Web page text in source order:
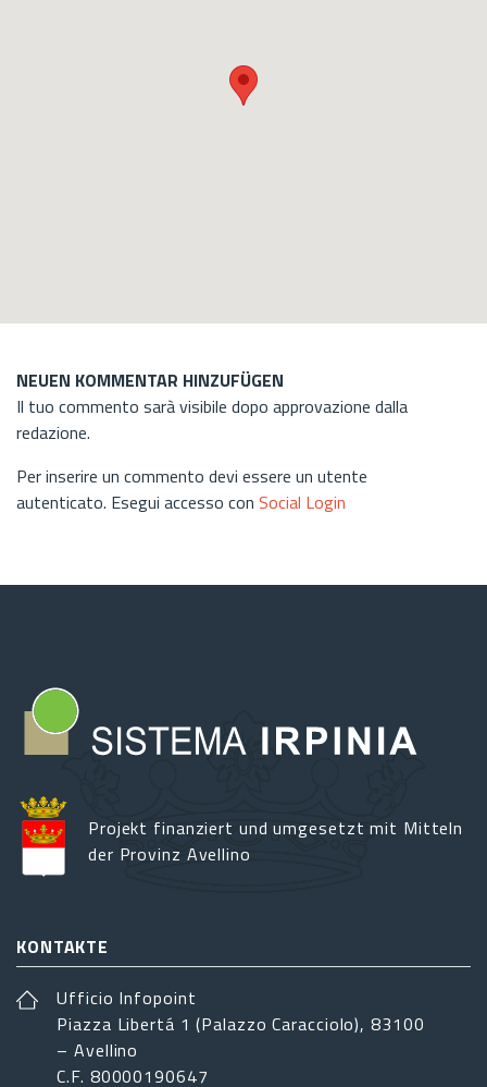
NEUEN KOMMENTAR HINZUFÜGEN
Il tuo commento sarà visibile dopo approvazione dalla
redazione.
Per inserire un commento devi essere un utente
autenticato. Esegui accesso con Social Login
Projekt finanziert und umgesetzt mit Mitteln
der Provinz Avellino
KONTAKTE
Ufficio Infopoint
Piazza Libertá 1 (Palazzo Caracciolo), 83100
– Avellino
C.F. 80000190647